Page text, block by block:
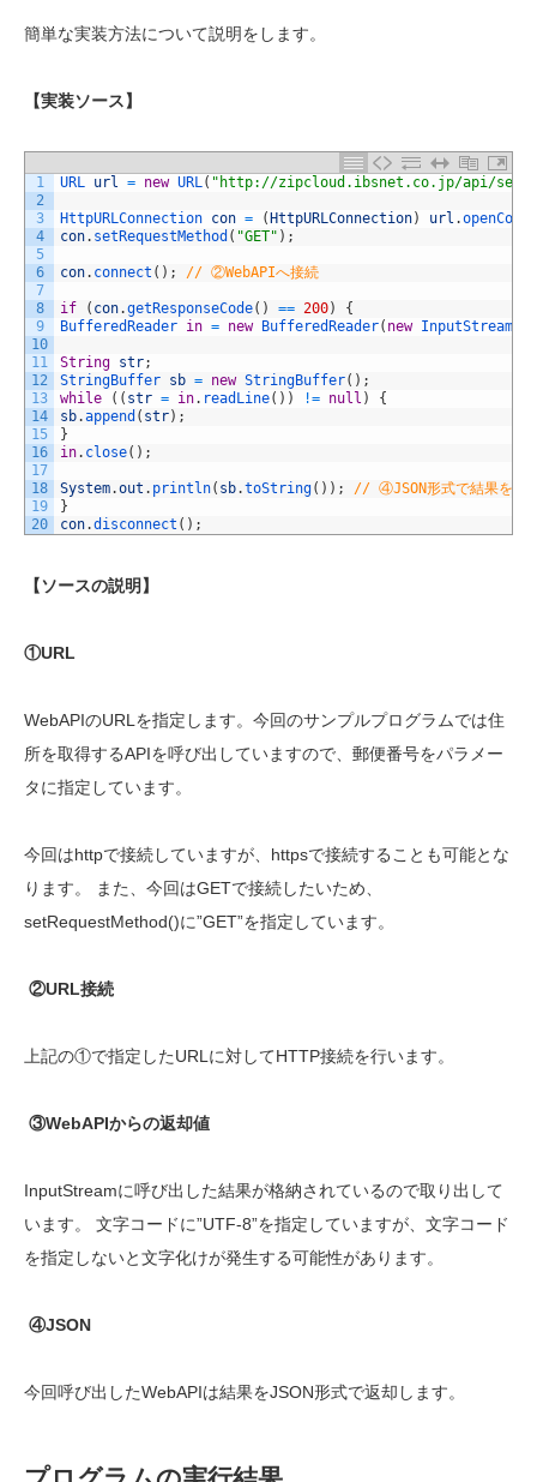
簡単な実装方法について説明をします。
【実装ソース】
1
2
3
4
5
6
7
8
9
10
11
12
13
14
15
16
17
18
19
20
URL url = new URL( "http://zipcloud.ibsnet.co.jp/api/
HttpURLConnection con = ( HttpURLConnection) url .
con. setRequestMethod ( "GET" ) ;
con. connect ( ) ; // ②WebAPIへ接続
if ( con.getResponseCode( ) == 200)
{
BufferedReader in = new BufferedReader( new
String str;
StringBuffer sb = new StringBuffer( ) ;
while
( ( str = in. readLine( ) ) != null )
{
sb.append ( str) ;
}
in. close( ) ;
System.out . println( sb.toString( ) ) ;
// ④JSON形式で結果を取
}
con.disconnect ( ) ;
【ソースの説明】
①URL
WebAPIのURLを指定します。今回のサンプルプログラムでは住
所を取得するAPIを呼び出していますので、郵便番号をパラメー
タに指定しています。
今回はhttpで接続していますが、httpsで接続することも可能とな
ります。
また、今回はGETで接続したいため、
setRequestMethod()に”GET”を指定しています。
②URL接続
上記の①で指定したURLに対してHTTP接続を行います。
③WebAPIからの返却値
InputStreamに呼び出した結果が格納されているので取り出して
います。
文字コードに”UTF-8”を指定していますが、文字コード
を指定しないと文字化けが発生する可能性があります。
④JSON
今回呼び出したWebAPIは結果をJSON形式で返却します。